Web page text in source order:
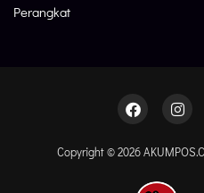
Perangkat
Copyright © 2026